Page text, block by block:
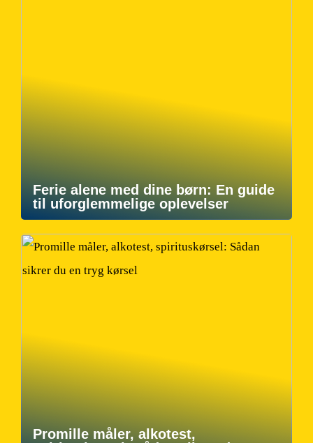
Ferie alene med dine børn: En guide
til uforglemmelige oplevelser
Promille måler, alkotest,